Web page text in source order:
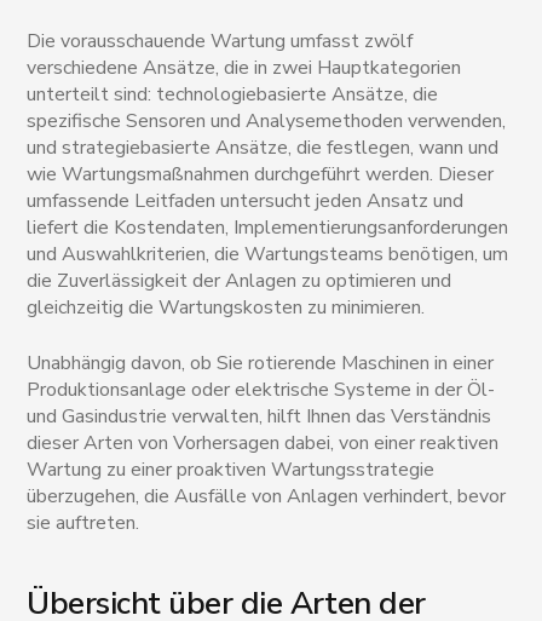
Die vorausschauende Wartung umfasst zwölf
verschiedene Ansätze, die in zwei Hauptkategorien
unterteilt sind: technologiebasierte Ansätze, die
spezifische Sensoren und Analysemethoden verwenden,
und strategiebasierte Ansätze, die festlegen, wann und
wie Wartungsmaßnahmen durchgeführt werden. Dieser
umfassende Leitfaden untersucht jeden Ansatz und
liefert die Kostendaten, Implementierungsanforderungen
und Auswahlkriterien, die Wartungsteams benötigen, um
die Zuverlässigkeit der Anlagen zu optimieren und
gleichzeitig die Wartungskosten zu minimieren.
Unabhängig davon, ob Sie rotierende Maschinen in einer
Produktionsanlage oder elektrische Systeme in der Öl-
und Gasindustrie verwalten, hilft Ihnen das Verständnis
dieser Arten von Vorhersagen dabei, von einer reaktiven
Wartung zu einer proaktiven Wartungsstrategie
überzugehen, die Ausfälle von Anlagen verhindert, bevor
sie auftreten.
Übersicht über die Arten der